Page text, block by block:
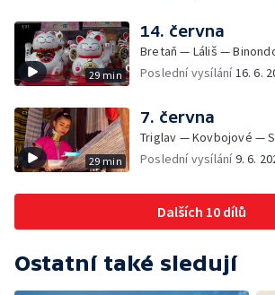
29 min
14. června
Bretaň — Láliš —
Poslední vysílání16. 6.
29 min
7. června
Triglav — Kovbojové —
Poslední vysílání9. 6.
Dalších 10 dílů
Ostatní také sledují